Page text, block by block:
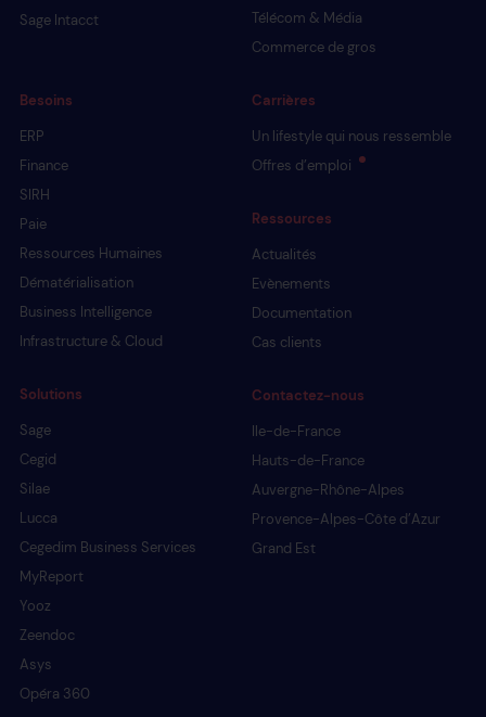
Sage Intacct
Télécom & Média
Commerce de gros
Besoins
ERP
Finance
SIRH
Paie
Ressources Humaines
Dématérialisation
Business Intelligence
Infrastructure & Cloud
Solutions
Sage
Cegid
Silae
Lucca
Cegedim Business Services
MyReport
Yooz
Zeendoc
Asys
Opéra 360
Carrières
Un lifestyle qui nous ressemble
Offres d’emploi
Ressources
Actualités
Evènements
Documentation
Cas clients
Contactez-nous
Ile-de-France
Hauts-de-France
Auvergne-Rhône-Alpes
Provence-Alpes-Côte d’Azur
Grand Est